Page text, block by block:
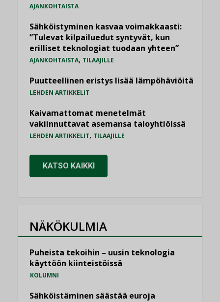
AJANKOHTAISTA
Sähköistyminen kasvaa voimakkaasti:
”Tulevat kilpailuedut syntyvät, kun
erilliset teknologiat tuodaan yhteen”
AJANKOHTAISTA, TILAAJILLE
Puutteellinen eristys lisää lämpöhäviöitä
LEHDEN ARTIKKELIT
Kaivamattomat menetelmät
vakiinnuttavat asemansa taloyhtiöissä
LEHDEN ARTIKKELIT, TILAAJILLE
KATSO KAIKKI
NÄKÖKULMIA
Puheista tekoihin – uusin teknologia
käyttöön kiinteistöissä
KOLUMNI
Sähköistäminen säästää euroja